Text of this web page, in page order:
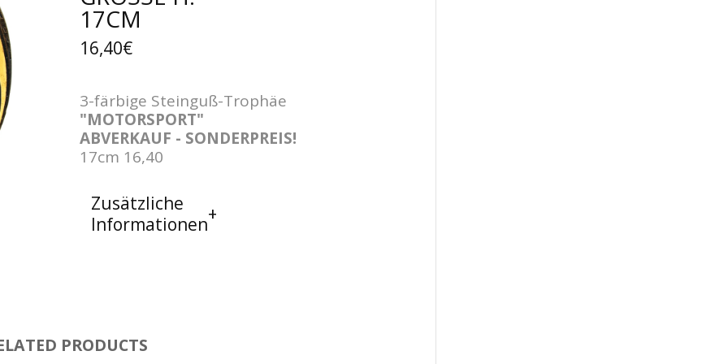
7CM
16,40€
3-färbige Steinguß-Trophäe
"MOTORSPORT"
ABVERKAUF - SONDERPREIS!
17cm 16,40
Zusätzliche
Informationen
PRODUCTS